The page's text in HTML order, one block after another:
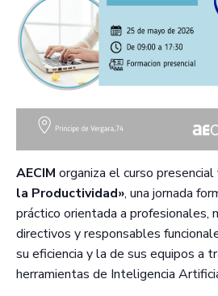
AECIM organiza el curso
la Productividad», una jornada
práctico orientada a profesionales,
directivos y responsables
su eficiencia y la de sus equipos a
herramientas de Inteligencia